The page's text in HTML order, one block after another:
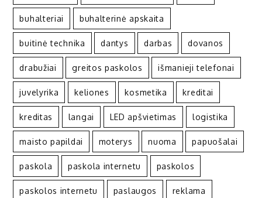
buhalteriai buhalterinė apskaita
buitinė technika dantys darbas dovanos
drabužiai greitos paskolos išmanieji telefonai
juvelyrika keliones kosmetika kreditai
kreditas langai LED apšvietimas logistika
maisto papildai moterys nuoma papuošalai
paskola paskola internetu paskolos
paskolos internetu paslaugos reklama